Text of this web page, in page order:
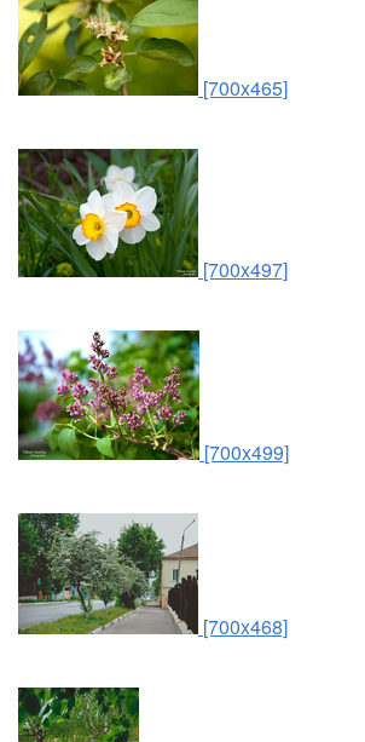
[700x465]
[700x497]
[700x499]
[700x468]